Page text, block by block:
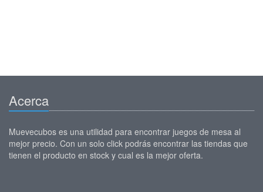
Acerca
Muevecubos es una utilidad para encontrar juegos de mesa al
mejor precio. Con un solo click podrás encontrar las tiendas que
tienen el producto en stock y cual es la mejor oferta.